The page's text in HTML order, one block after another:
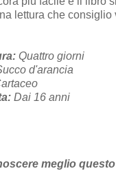
lettura che
Quattro giorni
d'arancia
Dai 16 anni
meglio